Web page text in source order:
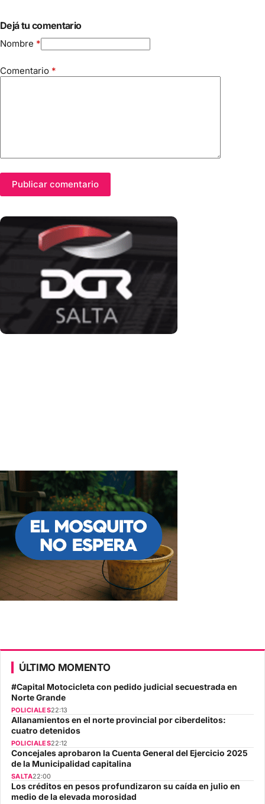
Dejá tu comentario
Nombre *
Comentario *
Publicar comentario
ÚLTIMO MOMENTO
#Capital Motocicleta con pedido judicial secuestrada en
Norte Grande
POLICIALES22:13
Allanamientos en el norte provincial por ciberdelitos:
cuatro detenidos
POLICIALES22:12
Concejales aprobaron la Cuenta General del Ejercicio 2025
de la Municipalidad capitalina
SALTA22:00
Los créditos en pesos profundizaron su caída en julio en
medio de la elevada morosidad